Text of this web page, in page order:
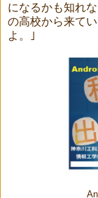
になるかも知れ
の高校から来て
よ。｣